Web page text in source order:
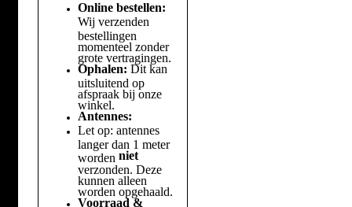
Online bestellen:
Wij verzenden
bestellingen
momenteel zonder
grote vertragingen.
Ophalen: Dit kan
uitsluitend op
afspraak bij onze
winkel.
Antennes:
Let op: antennes
langer dan 1 meter
worden niet
verzonden. Deze
kunnen alleen
worden opgehaald.
Voorraad &